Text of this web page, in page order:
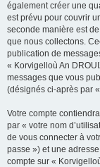
également créer une
est prévu pour couvrir
seconde manière est
que nous collectons.
publication de
« Korvigelloù An
messages que vous
(désignés ci-après par
Votre compte
par « votre nom
de vous connecter à
passe ») et une
compte sur «